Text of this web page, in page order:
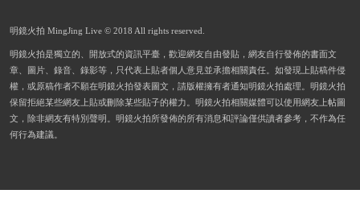
明鏡火拍 MingJing Live © 2018 All rights reserved.
明鏡火拍是獨立的、開放式的資訊平臺，歡迎網友自由發貼，網友自行發佈的書面文
章、圖片、錄音、錄影等，只代表上貼者個人意見並承擔相關責任。如發現上貼稿件侵
權，或原稿作者不願在明鏡火拍發表圖文，請版權擁有者通知明鏡火拍處理。明鏡火拍
保留拒絕某些網友上貼或刪除某些貼子的權力。明鏡火拍相關媒體可以使用網友上帖圖
文，除非網友有特別聲明。明鏡火拍所發佈的所有消息和評論僅供讀者參考，不作為任
何行為建議。